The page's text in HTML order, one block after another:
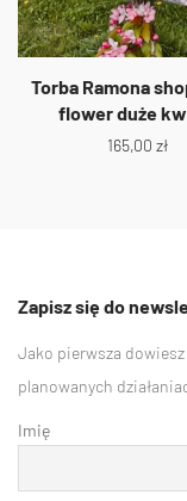
Torba Ramona
flower duże
165,00 zł
Zapisz się do
Jako pierwsza
planowanych
Imię